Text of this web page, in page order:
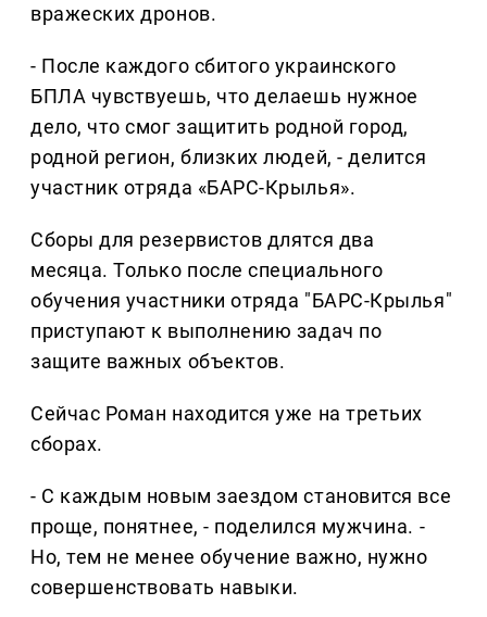
вражеских дронов.
- После каждого сбитого украинского
БПЛА чувствуешь, что делаешь нужное
дело, что смог защитить родной город,
родной регион, близких людей, - делится
участник отряда «БАРС-Крылья».
Сборы для резервистов длятся два
месяца. Только после специального
обучения участники отряда "БАРС-Крылья"
приступают к выполнению задач по
защите важных объектов.
Сейчас Роман находится уже на третьих
сборах.
- С каждым новым заездом становится все
проще, понятнее, - поделился мужчина. -
Но, тем не менее обучение важно, нужно
совершенствовать навыки.